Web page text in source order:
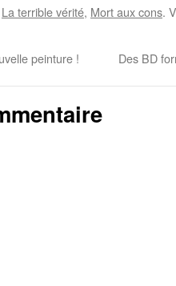
La terrible vérité, Mort aux cons.
peinture ! Des BD